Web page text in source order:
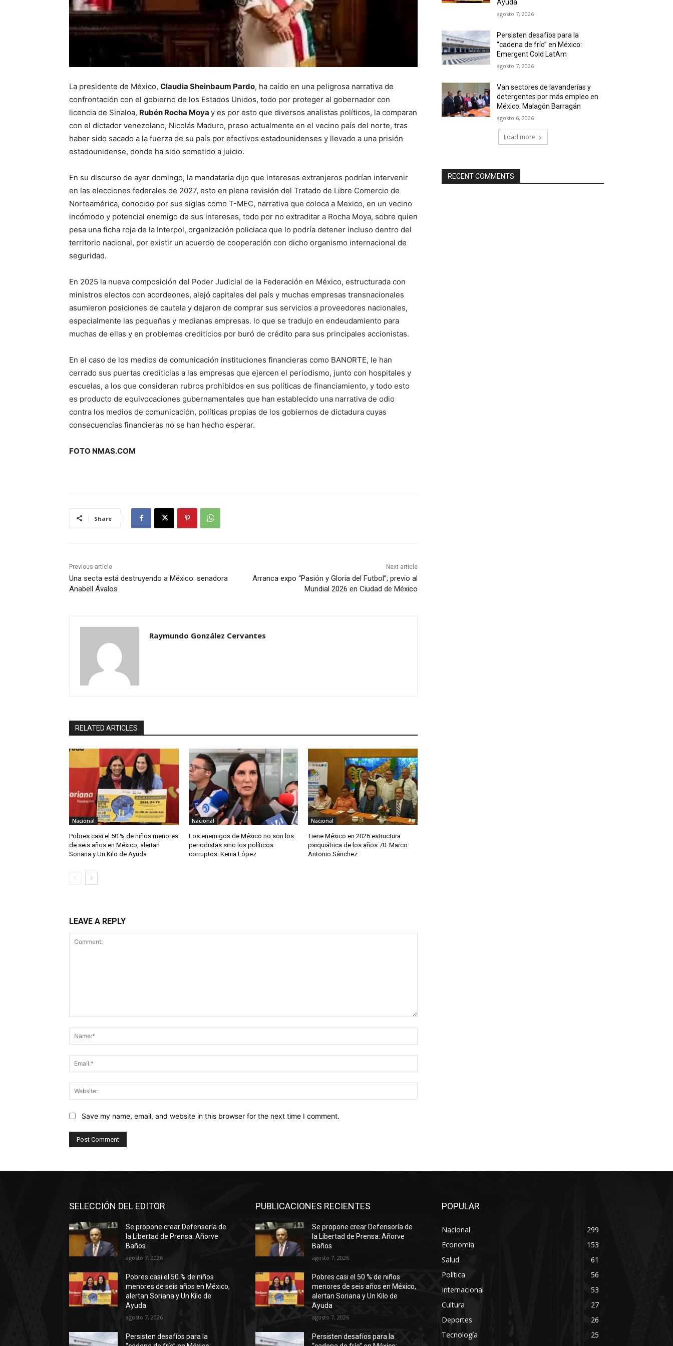
La presidente de México, Claudia Sheinbaum Pardo, ha caído en una peligrosa narrativa de
confrontación con el gobierno de los Estados Unidos, todo por proteger al gobernador con
licencia de Sinaloa, Rubén Rocha Moya y es por esto que diversos analistas políticos, la comparan
con el dictador venezolano, Nicolás Maduro, preso actualmente en el vecino país del norte, tras
haber sido sacado a la fuerza de su país por efectivos estadounidenses y llevado a una prisión
estadounidense, donde ha sido sometido a juicio.
En su discurso de ayer domingo, la mandataria dijo que intereses extranjeros podrían intervenir
en las elecciones federales de 2027, esto en plena revisión del Tratado de Libre Comercio de
Norteamérica, conocido por sus siglas como T-MEC, narrativa que coloca a Mexico, en un vecino
incómodo y potencial enemigo de sus intereses, todo por no extraditar a Rocha Moya, sobre quien
pesa una ficha roja de la Interpol, organización policiaca que lo podría detener incluso dentro del
territorio nacional, por existir un acuerdo de cooperación con dicho organismo internacional de
seguridad.
En 2025 la nueva composición del Poder Judicial de la Federación en México, estructurada con
ministros electos con acordeones, alejó capitales del país y muchas empresas transnacionales
asumieron posiciones de cautela y dejaron de comprar sus servicios a proveedores nacionales,
especialmente las pequeñas y medianas empresas. lo que se tradujo en endeudamiento para
muchas de ellas y en problemas crediticios por buró de crédito para sus principales accionistas.
En el caso de los medios de comunicación instituciones financieras como BANORTE, le han
cerrado sus puertas crediticias a las empresas que ejercen el periodismo, junto con hospitales y
escuelas, a los que consideran rubros prohibidos en sus políticas de financiamiento, y todo esto
es producto de equivocaciones gubernamentales que han establecido una narrativa de odio
contra los medios de comunicación, políticas propias de los gobiernos de dictadura cuyas
consecuencias financieras no se han hecho esperar.
FOTO NMAS.COM
Share
Previous article
Una secta está destruyendo a México: senadora
Anabell Ávalos
Next article
Arranca expo “Pasión y Gloria del Futbol”; previo al
Mundial 2026 en Ciudad de México
Raymundo González Cervantes
RELATED ARTICLES
Nacional
Pobres casi el 50 % de niños menores
de seis años en México, alertan
Soriana y Un Kilo de Ayuda
Nacional
Los enemigos de México no son los
periodistas sino los políticos
corruptos: Kenia López
Nacional
Tiene México en 2026 estructura
psiquiátrica de los años 70: Marco
Antonio Sánchez
LEAVE A REPLY
Save my name, email, and website in this browser for the next time I comment.
Ayuda
agosto 7, 2026
Persisten desafíos para la
“cadena de frío” en México:
Emergent Cold LatAm
agosto 7, 2026
Van sectores de lavanderías y
detergentes por más empleo en
México: Malagón Barragán
agosto 6, 2026
Load more
RECENT COMMENTS
SELECCIÓN DEL EDITOR
Se propone crear Defensoría de
la Libertad de Prensa: Añorve
Baños
agosto 7, 2026
Pobres casi el 50 % de niños
menores de seis años en México,
alertan Soriana y Un Kilo de
Ayuda
agosto 7, 2026
Persisten desafíos para la
PUBLICACIONES RECIENTES
Se propone crear Defensoría de
la Libertad de Prensa: Añorve
Baños
agosto 7, 2026
Pobres casi el 50 % de niños
menores de seis años en México,
alertan Soriana y Un Kilo de
Ayuda
agosto 7, 2026
Persisten desafíos para la
POPULAR
Nacional
299
Economía
153
Salud
61
Política
56
Internacional
53
Cultura
27
Deportes
26
Tecnología
25